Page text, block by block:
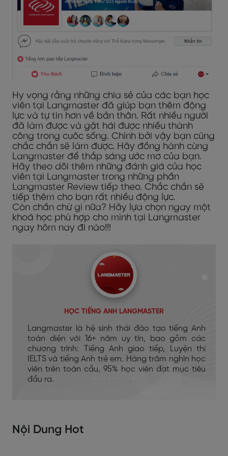
Hy vọng rằng những chia sẻ của các bạn học
viên tại Langmaster đã giúp bạn thêm động
lực và tự tin hơn về bản thân. Rất nhiều người
đã làm được và gặt hái được nhiều thành
công trong cuôc sống. Chính bởi vậy bạn cũng
chắc chắn sẽ làm được. Hãy đồng hành cùng
Langmaster để thắp sáng ước mơ của bạn.
Hãy theo dõi thêm những đánh giá của học
viên tại Langmaster trong những phần
Langmaster Review tiếp theo. Chắc chắn sẽ
tiếp thêm cho bạn rất nhiều động lực.
Còn chần chừ gì nữa? Hãy lựa chọn ngay một
khoá học phù hợp cho mình tại Langmaster
ngay hôm nay đi nào!!!
HỌC TIẾNG ANH LANGMASTER
Langmaster là hệ sinh thái đào tạo tiếng Anh
toàn diện với 16+ năm uy tín, bao gồm các
chương trình: Tiếng Anh giao tiếp, Luyện thi
IELTS và tiếng Anh trẻ em. Hàng trăm nghìn học
viên trên toàn cầu, 95% học viên đạt mục tiêu
đầu ra.
Nội Dung Hot